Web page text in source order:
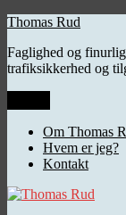
Videre
indhold
Thomas Rud
Faglighed og
trafiksikkerhed og
Om Thomas
Hvem er jeg?
Kontakt